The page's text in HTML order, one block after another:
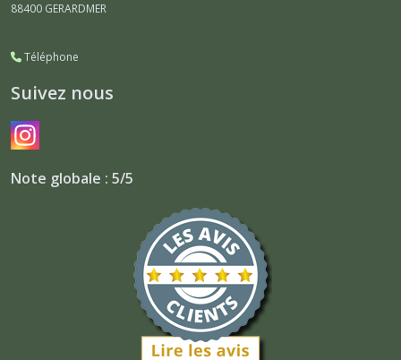
88400 GERARDMER
Téléphone
Suivez nous
Note globale : 5/5